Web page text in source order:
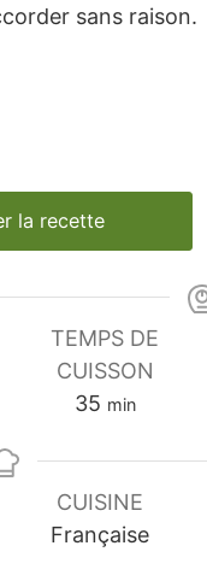
sans raison.
la recette
TEMPS DE
CUISSON
35minutes
min
CUISINE
Française